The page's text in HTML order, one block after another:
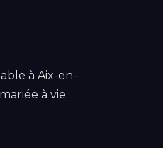
à Aix-en-
à vie.